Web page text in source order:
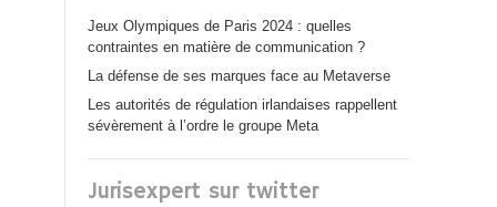
Jeux Olympiques de Paris 2024 : quelles
contraintes en matière de communication ?
La défense de ses marques face au Metaverse
Les autorités de régulation irlandaises rappellent
sévèrement à l’ordre le groupe Meta
Jurisexpert sur twitter